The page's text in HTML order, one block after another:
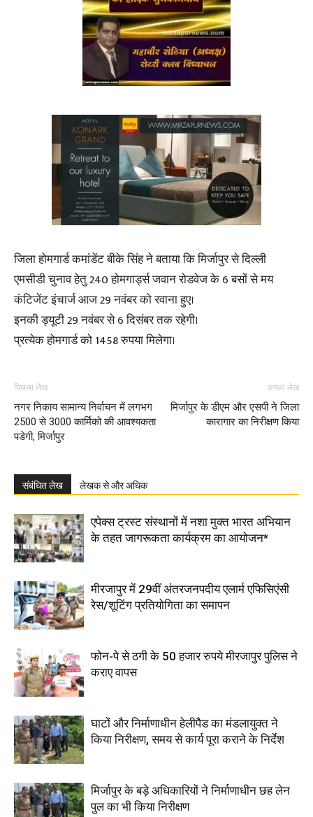
जिला होमगार्ड कमांडेंट बीके सिंह ने बताया कि मिर्जापुर से दिल्ली
एमसीडी चुनाव हेतु 240 होमगार्ड्स जवान रोडवेज के 6 बसों से मय
कंटिजेंट इंचार्ज आज 29 नवंबर को रवाना हुए।
इनकी ड्यूटी 29 नवंबर से 6 दिसंबर तक रहेगी।
प्रत्येक होमगार्ड को 1458 रुपया मिलेगा।
पिछला लेख
नगर निकाय सामान्य निर्वाचन में लगभग
2500 से 3000 कार्मिको की आवश्यकता
पडेगी, मिर्जापुर
अगला लेख
मिर्जापुर के डीएम और एसपी ने जिला
कारागार का निरीक्षण किया
संबंधित लेख लेखक से और अधिक
एपेक्स ट्रस्ट संस्थानों में नशा मुक्त भारत अभियान
के तहत जागरूकता कार्यक्रम का आयोजन*
मीरजापुर में 29वीं अंतरजनपदीय एलार्म एफिसिएंसी
रेस/शूटिंग प्रतियोगिता का समापन
फोन-पे से ठगी के 50 हजार रुपये मीरजापुर पुलिस ने
कराए वापस
घाटों और निर्माणाधीन हेलीपैड का मंडलायुक्त ने
किया निरीक्षण, समय से कार्य पूरा कराने के निर्देश
मिर्जापुर के बड़े अधिकारियों ने निर्माणाधीन छह लेन
पुल का भी किया निरीक्षण